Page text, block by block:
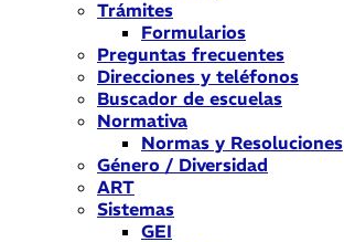
Trámites
Formularios
Preguntas frecuentes
Direcciones y teléfonos
Buscador de escuelas
Normativa
Normas y Resoluciones
Género / Diversidad
ART
Sistemas
GEI